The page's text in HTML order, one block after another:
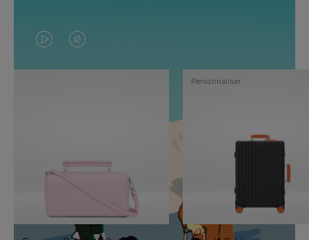
LA
VIDÉO
PAUSE,
APPUYEZ
SUR
LE
SON
DÉSACTIVÉ.
VEUILLEZ
Personnaliser